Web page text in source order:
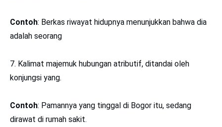
Contoh: Berkas riwayat hidupnya menunjukkan bahwa dia
adalah seorang
7. Kalimat majemuk hubungan atributif, ditandai oleh
konjungsi yang.
Contoh: Pamannya yang tinggal di Bogor itu, sedang
dirawat di rumah sakit.